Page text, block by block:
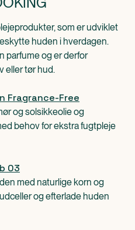
som er udviklet
huden i hverdagen.
parfume og er derfor
eller tør hud.
Fragrance-Free
og solsikkeolie og
behov for ekstra fugtpleje
03
med naturlige korn og
og efterlade huden